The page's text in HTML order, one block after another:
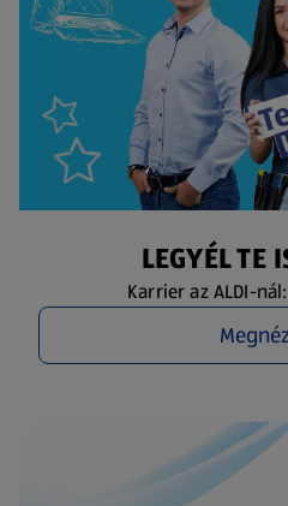
LEGYÉL TE
Karrier az ALDI-